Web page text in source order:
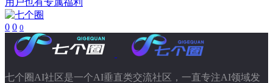
用户也有专属福利
0 0 0
七个圈AI社区是一个AI垂直类交流社区，一直专注AI领域发